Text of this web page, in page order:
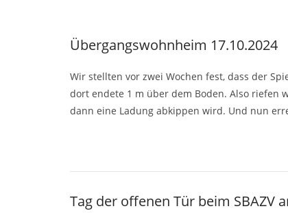
Übergangswohnheim 17.10.2024
Wir stellten vor zwei Wochen fest, dass der
dort endete 1 m über dem Boden. Also riefen
dann eine Ladung abkippen wird. Und nun
Tag der offenen Tür beim SBAZV